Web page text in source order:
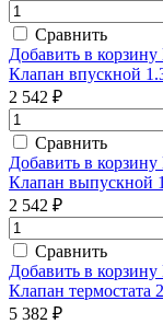
Сравнить
Добавить в корзину
Клапан впускной
2 542 ₽
Сравнить
Добавить в корзину
Клапан выпускной
2 542 ₽
Сравнить
Добавить в корзину
Клапан термостата
5 382 ₽